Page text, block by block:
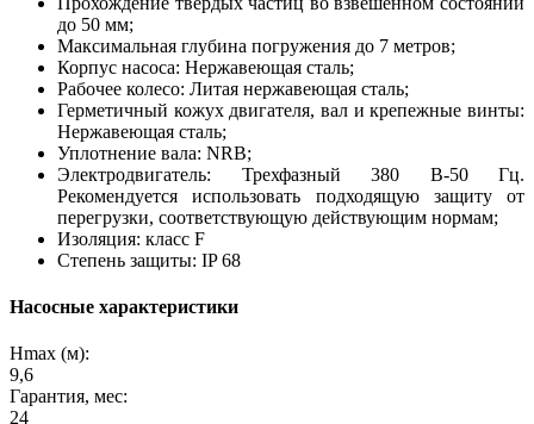
до 50 мм;
Максимальная глубина погружения до 7 метров;
Корпус насоса: Нержавеющая сталь;
Рабочее колесо: Литая нержавеющая сталь;
Герметичный кожух двигателя, вал и крепежные винты:
Нержавеющая сталь;
Уплотнение вала: NRB;
Электродвигатель: Трехфазный 380 В-50 Гц.
Рекомендуется использовать подходящую защиту от
перегрузки, соответствующую действующим нормам;
Изоляция: класс F
Степень защиты: IP 68
Насосные характеристики
Hmax (м):
9,6
Гарантия, мес:
24